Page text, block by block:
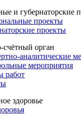
и губернаторские
проекты
проекты
счётный орган
аналитические
мероприятия
работ
здоровье